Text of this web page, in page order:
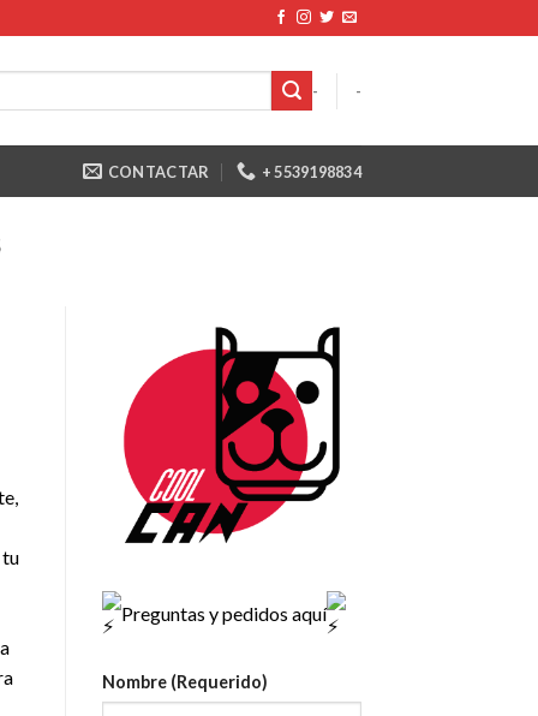
- -
CONTACTAR + 5539198834
tu
Preguntas y pedidos aquí
Nombre (Requerido)